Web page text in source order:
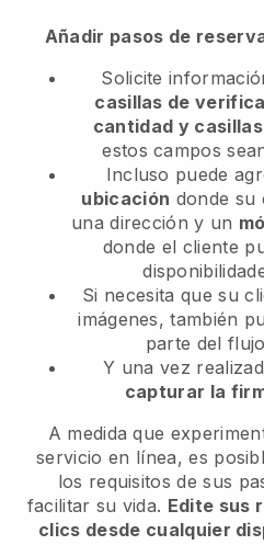
Añadir pasos de
Solicite
casillas de
cantidad y
estos campos
Incluso puede
ubicación donde su
una dirección y un
donde el cliente
Si necesita que su
imágenes, también
parte del
Y una vez
capturar la
A medida que
servicio en línea, es
los requisitos de sus
facilitar su vida. Edite sus
clics desde cualquier